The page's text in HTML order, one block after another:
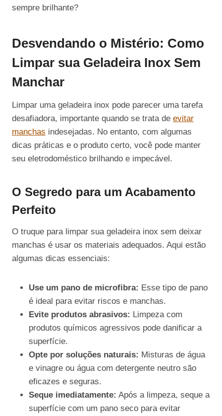
sempre brilhante?
Desvendando o Mistério: Como
Limpar sua Geladeira Inox Sem
Manchar
Limpar uma geladeira inox pode parecer uma tarefa
desafiadora, importante quando se trata de evitar
manchas indesejadas. No entanto, com algumas
dicas práticas e o produto certo, você pode manter
seu eletrodoméstico brilhando e impecável.
O Segredo para um Acabamento
Perfeito
O truque para limpar sua geladeira inox sem deixar
manchas é usar os materiais adequados. Aqui estão
algumas dicas essenciais:
Use um pano de microfibra: Esse tipo de pano
é ideal para evitar riscos e manchas.
Evite produtos abrasivos: Limpeza com
produtos químicos agressivos pode danificar a
superfície.
Opte por soluções naturais: Misturas de água
e vinagre ou água com detergente neutro são
eficazes e seguras.
Seque imediatamente: Após a limpeza, seque a
superfície com um pano seco para evitar